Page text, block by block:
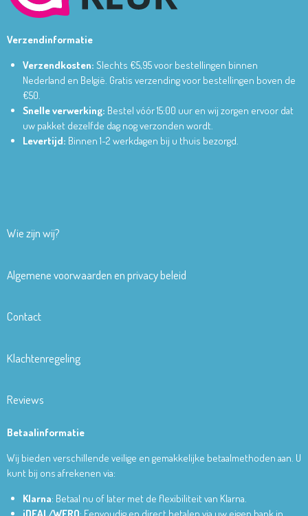
Verzendinformatie
Verzendkosten: Slechts €5,95 voor bestellingen binnen
Nederland en België. Gratis verzending voor bestellingen boven de
€50.
Snelle verwerking: Bestel vóór 15:00 uur en wij zorgen ervoor dat
uw pakket dezelfde dag nog verzonden wordt.
Levertijd: Binnen 1-2 werkdagen bij u thuis bezorgd.
Wie zijn wij?
Algemene voorwaarden en privacy beleid
Contact
Klachtenregeling
Reviews
Betaalinformatie
Wij bieden verschillende veilige en gemakkelijke betaalmethoden aan. U
kunt bij ons afrekenen via:
Klarna: Betaal nu of later met de flexibiliteit van Klarna.